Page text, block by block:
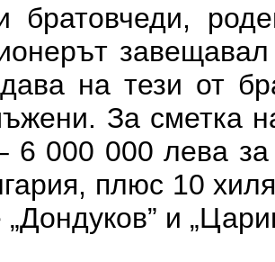
братовчеди,
на тези от
За сметка
6 000 000 лева
плюс 10
и